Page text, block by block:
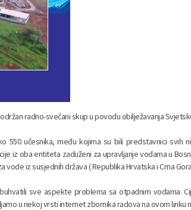
radno-svečani skup u povodu obilježavanja
550 učesnika, među kojima su bili predstavnici
iz oba entiteta zaduženi za upravljanje vodama u
iz susjednih država ( Republika Hrvatska i Crna
sve aspekte problema sa otpadnim vodama.
u nekoj vrsti internet zbornika radova na ovom linku